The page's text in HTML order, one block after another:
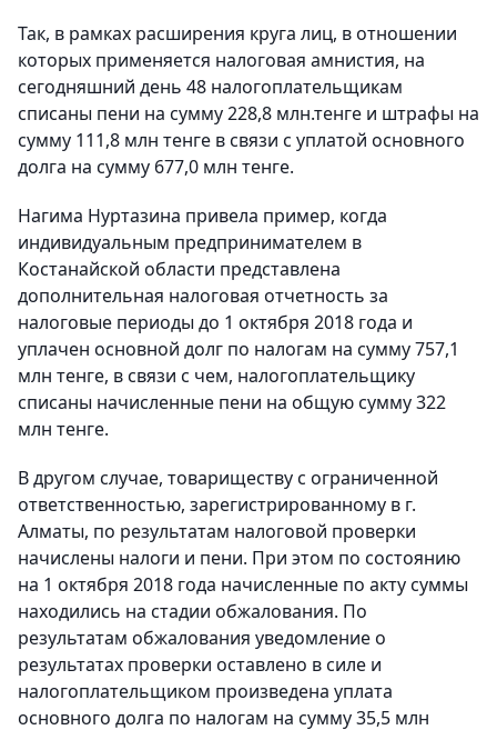
Так, в рамках расширения круга лиц, в отношении
которых применяется налоговая амнистия, на
сегодняшний день 48 налогоплательщикам
списаны пени на сумму 228,8 млн.тенге и штрафы на
сумму 111,8 млн тенге в связи с уплатой основного
долга на сумму 677,0 млн тенге.
Нагима Нуртазина привела пример, когда
индивидуальным предпринимателем в
Костанайской области представлена
дополнительная налоговая отчетность за
налоговые периоды до 1 октября 2018 года и
уплачен основной долг по налогам на сумму 757,1
млн тенге, в связи с чем, налогоплательщику
списаны начисленные пени на общую сумму 322
млн тенге.
В другом случае, товариществу с ограниченной
ответственностью, зарегистрированному в г.
Алматы, по результатам налоговой проверки
начислены налоги и пени. При этом по состоянию
на 1 октября 2018 года начисленные по акту суммы
находились на стадии обжалования. По
результатам обжалования уведомление о
результатах проверки оставлено в силе и
налогоплательщиком произведена уплата
основного долга по налогам на сумму 35,5 млн